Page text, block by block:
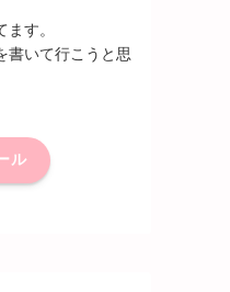
す。
書いて行こうと思
ル